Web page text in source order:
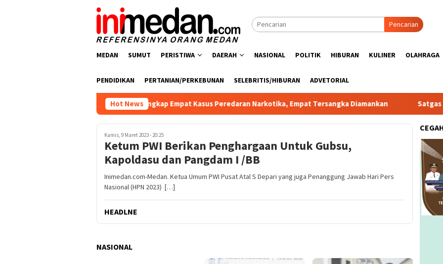
Pencarian
MEDAN SUMUT PERISTIWA DAERAH NASIONAL POLITIK HIBURAN KULINER OLAHRAGA
PENDIDIKAN PERTANIAN/PERKEBUNAN SELEBRITIS/HIBURAN ADVETORIAL
Hot News
Polres Batu Bara Ungkap Empat Kasus Peredaran Narkotika, Empat Tersangka Diamankan Satgas PRR Pacu
Kamis, 9 Maret 2023 - 20:25
Ketum PWI Berikan Penghargaan Untuk Gubsu,
Kapoldasu dan Pangdam I /BB
Inimedan.com-Medan. Ketua Umum PWI Pusat Atal S Depari yang juga Penanggung Jawab Hari Pers
Nasional (HPN 2023) […]
HEADLNE
NASIONAL